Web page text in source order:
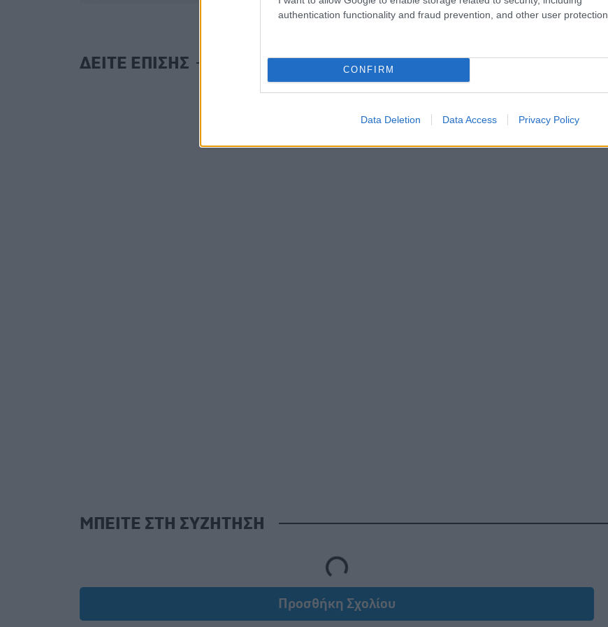
authentication functionality and fraud prevention, and other user protection.
CONFIRM
Data Deletion Data Access Privacy Policy
ΔΕΙΤΕ ΕΠΙΣΗΣ
ΜΠΕΙΤΕ ΣΤΗ ΣΥΖΗΤΗΣΗ Loading...
Προσθήκη Σχολίου